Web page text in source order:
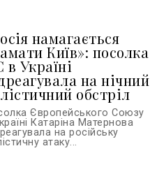
намагається
Київ»: посолка
в Україні
на нічний
обстріл
Європейського Союзу
Катаріна Матернова
на російську
атаку...